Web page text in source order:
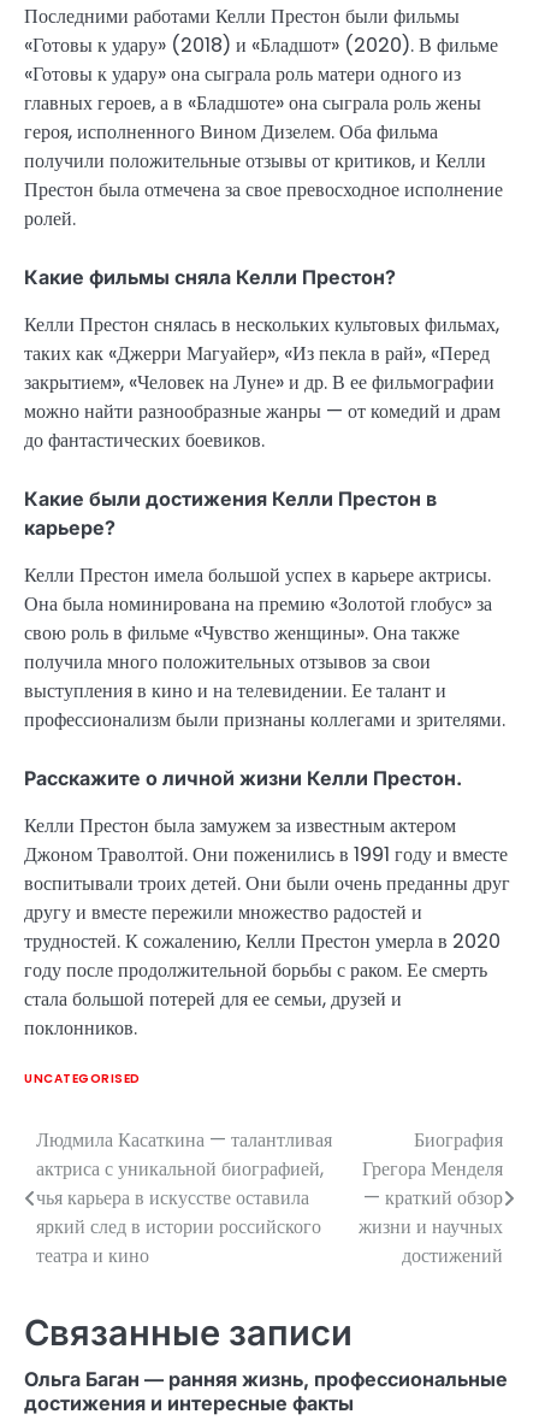
Последними работами Келли Престон были фильмы
«Готовы к удару» (2018) и «Бладшот» (2020). В фильме
«Готовы к удару» она сыграла роль матери одного из
главных героев, а в «Бладшоте» она сыграла роль жены
героя, исполненного Вином Дизелем. Оба фильма
получили положительные отзывы от критиков, и Келли
Престон была отмечена за свое превосходное исполнение
ролей.
Какие фильмы сняла Келли Престон?
Келли Престон снялась в нескольких культовых фильмах,
таких как «Джерри Магуайер», «Из пекла в рай», «Перед
закрытием», «Человек на Луне» и др. В ее фильмографии
можно найти разнообразные жанры — от комедий и драм
до фантастических боевиков.
Какие были достижения Келли Престон в
карьере?
Келли Престон имела большой успех в карьере актрисы.
Она была номинирована на премию «Золотой глобус» за
свою роль в фильме «Чувство женщины». Она также
получила много положительных отзывов за свои
выступления в кино и на телевидении. Ее талант и
профессионализм были признаны коллегами и зрителями.
Расскажите о личной жизни Келли Престон.
Келли Престон была замужем за известным актером
Джоном Траволтой. Они поженились в 1991 году и вместе
воспитывали троих детей. Они были очень преданны друг
другу и вместе пережили множество радостей и
трудностей. К сожалению, Келли Престон умерла в 2020
году после продолжительной борьбы с раком. Ее смерть
стала большой потерей для ее семьи, друзей и
поклонников.
UNCATEGORISED
Навигация
по
записям
Людмила Касаткина — талантливая
актриса с уникальной биографией,
чья карьера в искусстве оставила
яркий след в истории российского
театра и кино
Биография
Грегора Менделя
— краткий обзор
жизни и научных
достижений
Связанные записи
Ольга Баган — ранняя жизнь, профессиональные
достижения и интересные факты